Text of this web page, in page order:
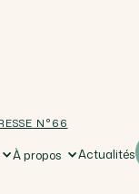
À propos Actualités
N°66